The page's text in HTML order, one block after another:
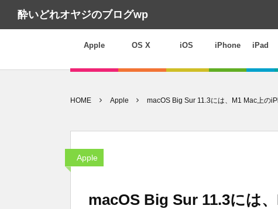
酔いどれオヤジのブログwp
Apple OS X iOS iPhone iPad
HOME Apple macOS Big Sur 11.3には、M1 Mac上の
Apple
macOS Big Sur 11.3には